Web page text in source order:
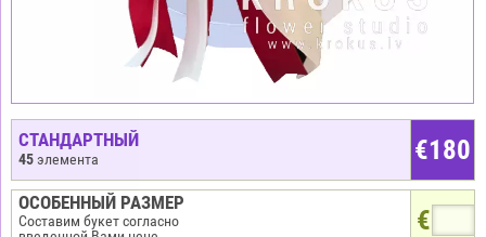
€180
СТАНДАРТНЫЙ
45 элемента
€
ОСОБЕННЫЙ РАЗМЕР
Составим букет согласно